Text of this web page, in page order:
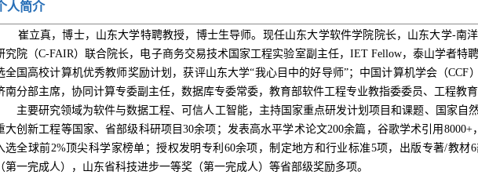
人简介
崔立真，博士，山东大学特聘教授，博士生导师。现任山东大学软件学院院长，山东大学-南
究院（C-FAIR）联合院长，电子商务交易技术国家工程实验室副主任， IET Fellow，泰山学者特
全国高校计算机优秀教师奖励计划，获评山东大学“我心目中的好导师”；中国计算机学会（CCF
南分部主席，协同计算专委副主任，数据库专委常委，教育部软件工程专业教指委委员、工程教育
主要研究领域为软件与数据工程、可信人工智能，主持国家重点研发计划项目和课题、国家自
大创新工程等国家、省部级科研项目30余项；发表高水平学术论文200余篇，谷歌学术引用8000+
选全球前2%顶尖科学家榜单；授权发明专利60余项，制定地方和行业标准5项，出版专著/教材
（第一完成人），山东省科技进步一等奖（第一完成人）等省部级奖励多项。